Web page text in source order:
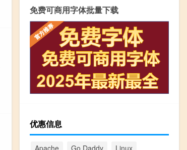
免费可商用字体批量下载
优惠信息
Apache Go Daddy
Linux